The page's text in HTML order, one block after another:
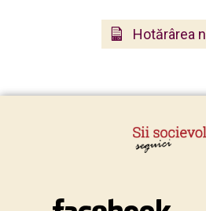
Hotărârea